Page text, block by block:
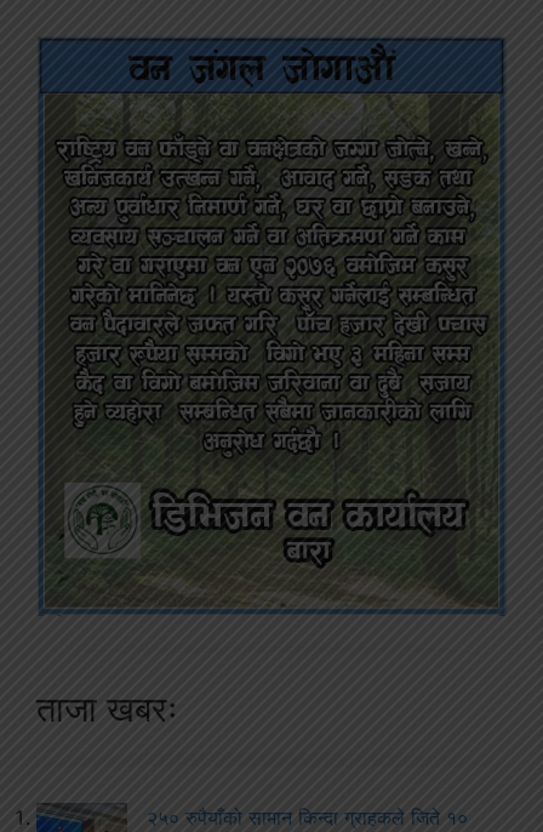
ताजा खबरः
२५० रुपैयाँको सामान किन्दा ग्राहकले जिते १०